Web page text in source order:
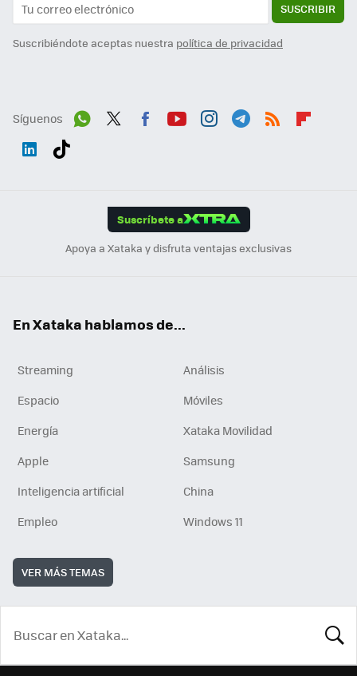
SUSCRIBIR
Suscribiéndote aceptas nuestra política de privacidad
Síguenos
Suscríbete a
Apoya a Xataka y disfruta ventajas exclusivas
En Xataka hablamos de...
Streaming
Análisis
Espacio
Móviles
Energía
Xataka Movilidad
Apple
Samsung
Inteligencia artificial
China
Empleo
Windows 11
VER MÁS TEMAS